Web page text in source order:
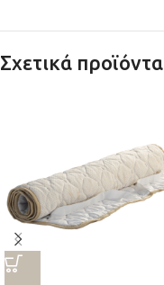
Σχετικά προϊόντα